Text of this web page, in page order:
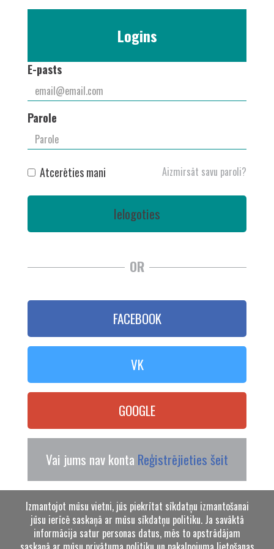
Logins
E-pasts
Parole
Atcerēties mani Aizmirsāt savu paroli?
Ielogoties
OR
FACEBOOK
VK
GOOGLE
Vai jums nav konta Reģistrējieties šeit
Izmantojot mūsu vietni, jūs piekrītat sīkdatņu izmantošanai
jūsu ierīcē saskaņā ar mūsu sīkdatņu politiku. Ja savāktā
informācija satur personas datus, mēs to apstrādājam